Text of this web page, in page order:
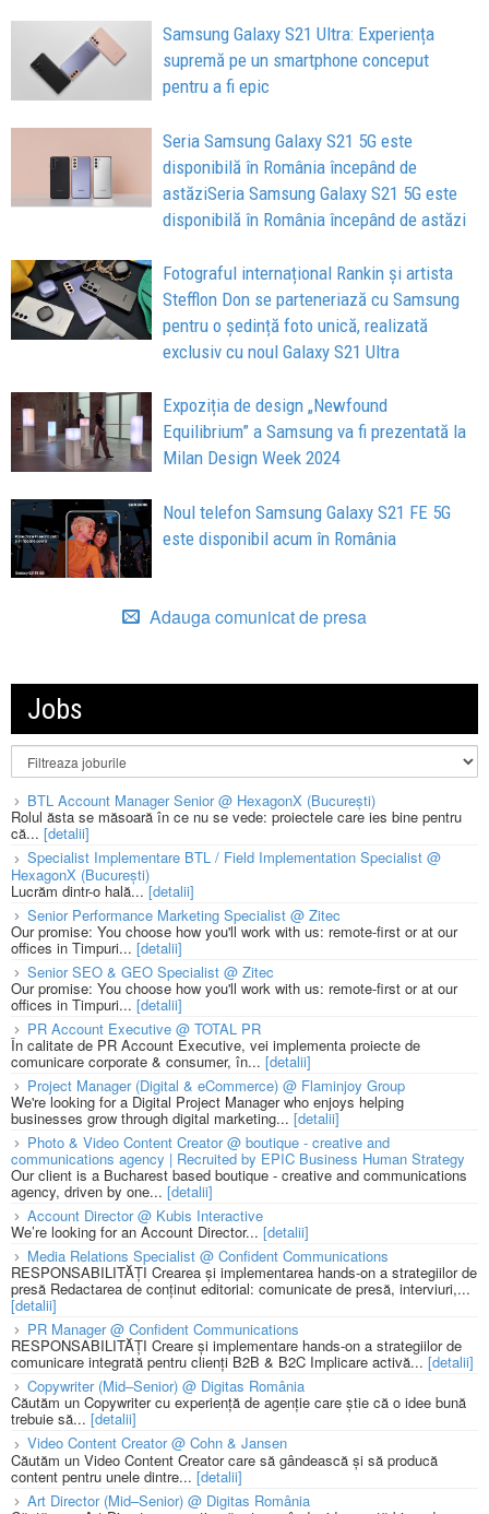
Samsung Galaxy S21 Ultra: Experiența
supremă pe un smartphone conceput
pentru a fi epic
Seria Samsung Galaxy S21 5G este
disponibilă în România începând de
astăziSeria Samsung Galaxy S21 5G este
disponibilă în România începând de astăzi
Fotograful internațional Rankin și artista
Stefflon Don se parteneriază cu Samsung
pentru o ședință foto unică, realizată
exclusiv cu noul Galaxy S21 Ultra
Expoziția de design „Newfound
Equilibrium” a Samsung va fi prezentată la
Milan Design Week 2024
Noul telefon Samsung Galaxy S21 FE 5G
este disponibil acum în România
Adauga comunicat de presa
Jobs
BTL Account Manager Senior @ HexagonX (București)
Rolul ăsta se măsoară în ce nu se vede: proiectele care ies bine pentru
că... [detalii]
Specialist Implementare BTL / Field Implementation Specialist @
HexagonX (București)
Lucrăm dintr-o hală...[detalii]
Senior Performance Marketing Specialist @ Zitec
Our promise: You choose how you'll work with us: remote-first or at our
offices in Timpuri... [detalii]
Senior SEO & GEO Specialist @ Zitec
Our promise: You choose how you'll work with us: remote-first or at our
offices in Timpuri... [detalii]
PR Account Executive @ TOTAL PR
În calitate de PR Account Executive, vei implementa proiecte de
comunicare corporate & consumer, în... [detalii]
Project Manager (Digital & eCommerce) @ Flaminjoy Group
We're looking for a Digital Project Manager who enjoys helping
businesses grow through digital marketing... [detalii]
Photo & Video Content Creator @ boutique - creative and
communications agency | Recruited by EPIC Business Human Strategy
Our client is a Bucharest based boutique - creative and communications
agency, driven by one... [detalii]
Account Director @ Kubis Interactive
We’re looking for an Account Director... [detalii]
Media Relations Specialist @ Confident Communications
RESPONSABILITĂȚI Crearea și implementarea hands-on a strategiilor de
presă Redactarea de conținut editorial: comunicate de presă, interviuri,...
[detalii]
PR Manager @ Confident Communications
RESPONSABILITĂȚI Creare și implementare hands-on a strategiilor de
comunicare integrată pentru clienți B2B & B2C Implicare activă... [detalii]
Copywriter (Mid–Senior) @ Digitas România
Căutăm un Copywriter cu experiență de agenție care știe că o idee bună
trebuie să... [detalii]
Video Content Creator @ Cohn & Jansen
Căutăm un Video Content Creator care să gândească și să producă
content pentru unele dintre... [detalii]
Art Director (Mid–Senior) @ Digitas România